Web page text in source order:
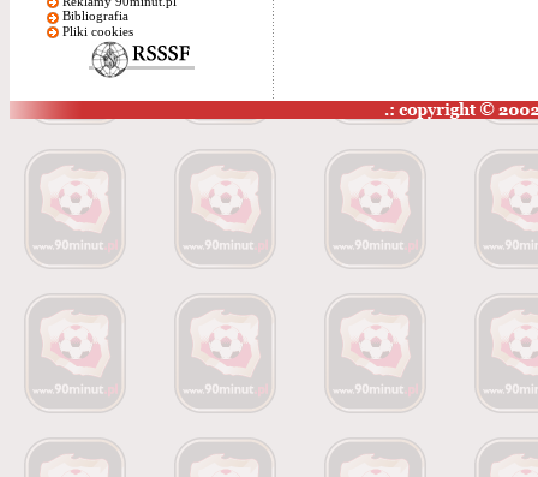
Bibliografia
Pliki cookies